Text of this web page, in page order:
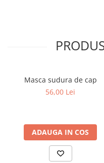
Masca sudura de cap
56,00 Lei
ADAUGA IN COS